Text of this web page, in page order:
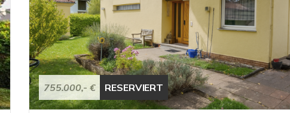
755.000,- € RESERVIERT